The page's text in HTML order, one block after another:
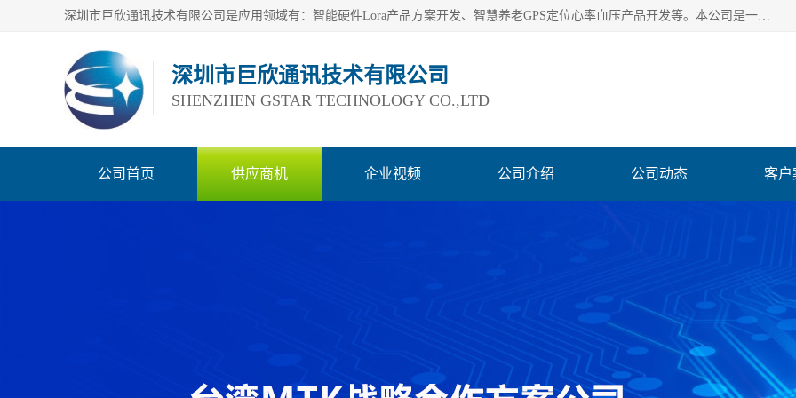
深圳市巨欣通讯技术有限公司是应用领域有：智能硬件Lora产品方案开发、智慧养老GPS定位心率血压产品开发等。本公司是一家民营高新技术企业、行业成员之一的智能硬件方案提供商，公司致力于为智能物联领域提供硬件解决方案。公司可满足不同类型客户采购需要，巨欣通讯切身体会客户对服务及时性的要求，建立了完善的售后服务系统，运用先进的互联网工具为客户提供及时、周到的服务！
深圳市巨欣通讯技术有限公司
SHENZHEN GSTAR TECHNOLOGY CO.,LTD
公司首页 供应商机 企业视频 公司介绍 公司动态 客户